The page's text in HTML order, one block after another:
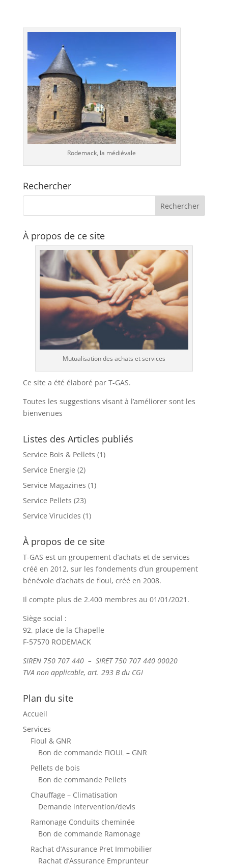
Rodemack, la médiévale
Rechercher
À propos de ce site
Mutualisation des achats et services
Ce site a été élaboré par T-GAS.
Toutes les suggestions visant à l’améliorer sont les
bienvenues
Listes des Articles publiés
Service Bois & Pellets (1)
Service Energie (2)
Service Magazines (1)
Service Pellets (23)
Service Virucides (1)
À propos de ce site
T-GAS est un groupement d’achats et de services
créé en 2012, sur les fondements d’un groupement
bénévole d’achats de fioul, créé en 2008.
Il compte plus de 2.400 membres au 01/01/2021.
Siège social :
92, place de la Chapelle
F-57570 RODEMACK
SIREN 750 707 440 – SIRET 750 707 440 00020
TVA non applicable, art. 293 B du CGI
Plan du site
Accueil
Services
Fioul & GNR
Bon de commande FIOUL – GNR
Pellets de bois
Bon de commande Pellets
Chauffage – Climatisation
Demande intervention/devis
Ramonage Conduits cheminée
Bon de commande Ramonage
Rachat d’Assurance Pret Immobilier
Rachat d’Assurance Emprunteur